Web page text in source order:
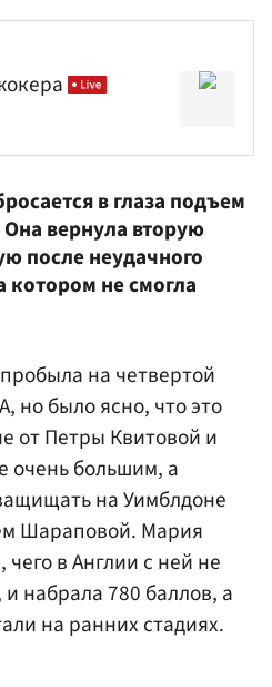
в глаза подъем
вернула вторую
после неудачного
котором не смогла
на четвертой
но было ясно, что это
от Петры Квитовой и
очень большим, а
на Уимблдоне
Шараповой. Мария
в Англии с ней не
и набрала 780 баллов, а
на ранних стадиях.